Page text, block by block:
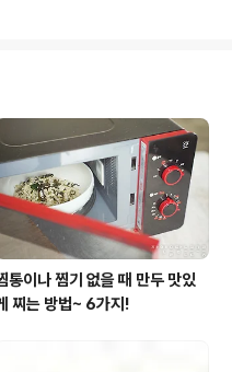
게 최고의
해 영국의
밀접한 제품
지만^^ 영
시죠. (사실
통이나 찜기 없을 때 만두 맛있
찌는 방법~ 6가지!